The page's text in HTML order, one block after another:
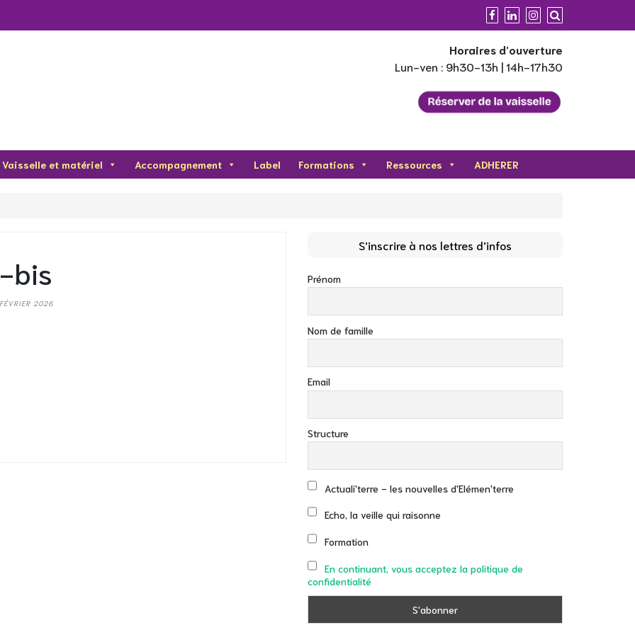
Horaires d’ouverture
Lun-ven : 9h30-13h | 14h-17h30
Vaisselle et matériel Accompagnement Label Formations Ressources ADHERER
bis
2026
S’inscrire à nos lettres d’infos
Prénom
Nom de famille
Email
Structure
Actuali'terre - les nouvelles d'Elémen'terre
Echo, la veille qui raisonne
Formation
En continuant, vous acceptez la politique de
confidentialité